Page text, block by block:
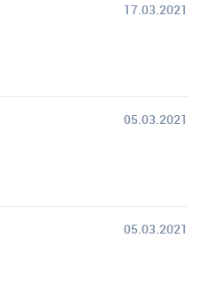
17.03.2021
05.03.2021
05.03.2021